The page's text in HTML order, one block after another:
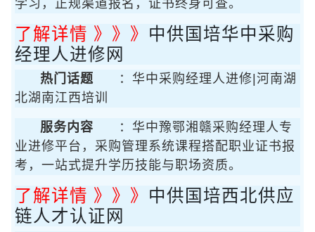
学习，正规渠道报名，证书终身可查。
了解详情 》》》 中供国培华中采购
经理人进修网
热门话题
：华中采购经理人进修|河南湖
北湖南江西培训
服务内容
：华中豫鄂湘赣采购经理人专
业进修平台，采购管理系统课程搭配职业证书报
考，一站式提升学历技能与职场资质。
了解详情 》》》 中供国培西北供应
链人才认证网